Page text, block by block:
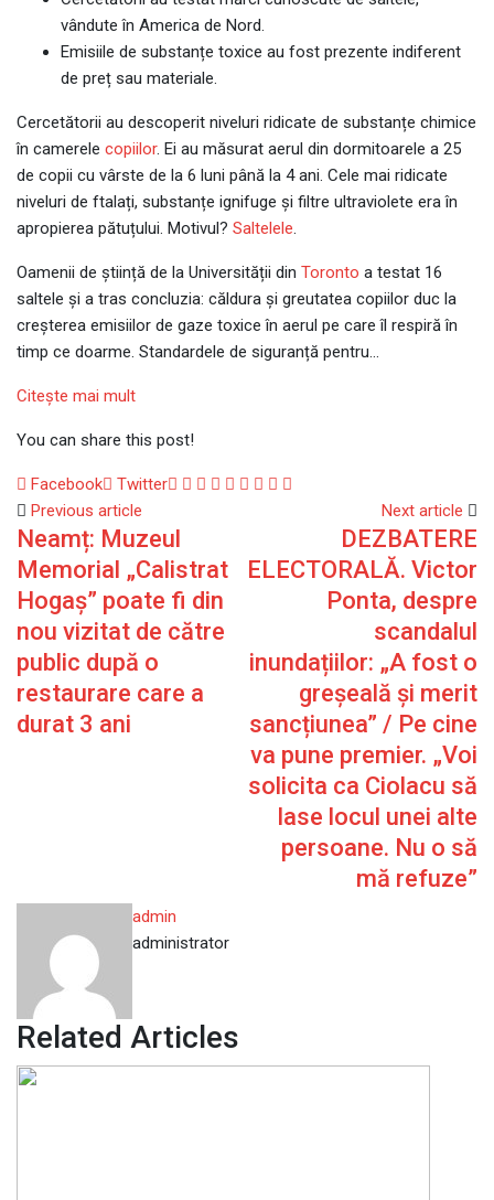
vândute în America de Nord.
Emisiile de substanțe toxice au fost prezente indiferent
de preț sau materiale.
Cercetătorii au descoperit niveluri ridicate de substanțe chimice
în camerele copiilor. Ei au măsurat aerul din dormitoarele a 25
de copii cu vârste de la 6 luni până la 4 ani. Cele mai ridicate
niveluri de ftalați, substanțe ignifuge și filtre ultraviolete era în
apropierea pătuțului. Motivul? Saltelele.
Oamenii de știință de la Universității din Toronto a testat 16
saltele și a tras concluzia: căldura și greutatea copiilor duc la
creșterea emisiilor de gaze toxice în aerul pe care îl respiră în
timp ce doarme. Standardele de siguranță pentru…
Citeşte mai mult
You can share this post!
Facebook Twitter Google+
LinkedIn
Whatsapp
StumbleUpon
Tumblr
Pinterest
Reddit
Share
Previous article
Neamț: Muzeul
Memorial „Calistrat
Hogaș” poate fi din
nou vizitat de către
public după o
restaurare care a
durat 3 ani
Next article
DEZBATERE
ELECTORALĂ. Victor
Ponta, despre
scandalul
inundațiilor: „A fost o
greșeală și merit
sancțiunea” / Pe cine
va pune premier. „Voi
solicita ca Ciolacu să
lase locul unei alte
persoane. Nu o să
mă refuze”
admin
administrator
Related Articles